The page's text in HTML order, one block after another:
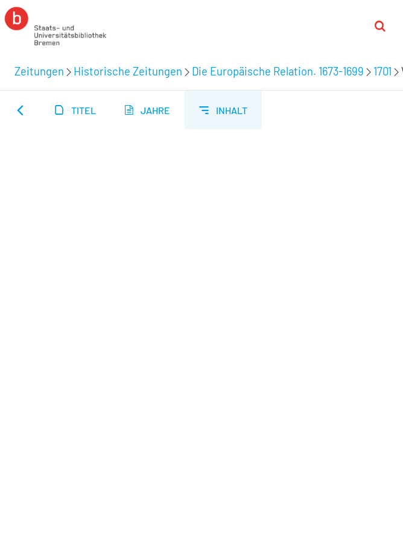
Zeitungen Historische Zeitungen Die Europäische Relation. 1673-1699 1701
TITEL JAHRE INHALT